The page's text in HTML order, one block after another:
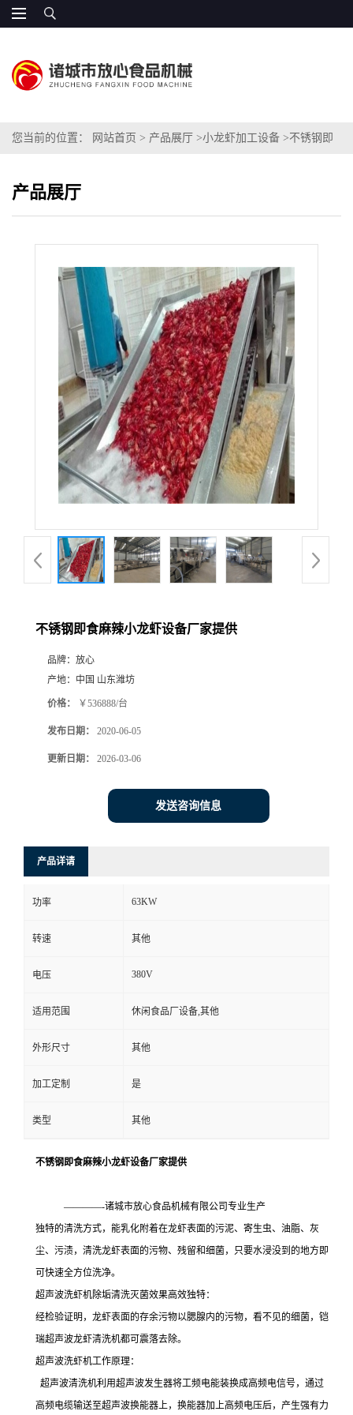
您当前的位置： 网站首页 > 产品展厅 >小龙虾加工设备 >不锈钢即
产品展厅
不锈钢即食麻辣小龙虾设备厂家提供
品牌： 放心
产地： 中国 山东潍坊
价格： ￥536888/台
发布日期： 2020-06-05
更新日期： 2026-03-06
发送咨询信息
产品详请
功率 63KW
转速 其他
电压 380V
适用范围 休闲食品厂设备,其他
外形尺寸 其他
加工定制 是
类型 其他
不锈钢即食麻辣小龙虾设备厂家提供
————-诸城市放心食品机械有限公司专业生产
独特的清洗方式，能乳化附着在龙虾表面的污泥、寄生虫、油脂、灰
尘、污渍，清洗龙虾表面的污物、残留和细菌，只要水浸没到的地方即
可快速全方位洗净。
超声波洗虾机除垢清洗灭菌效果高效独特：
经检验证明，龙虾表面的存余污物以腮腺内的污物，看不见的细菌，铠
瑞超声波龙虾清洗机都可震落去除。
超声波洗虾机工作原理：
超声波清洗机利用超声波发生器将工频电能装换成高频电信号，通过
高频电缆输送至超声波换能器上，换能器加上高频电压后，产生强有力